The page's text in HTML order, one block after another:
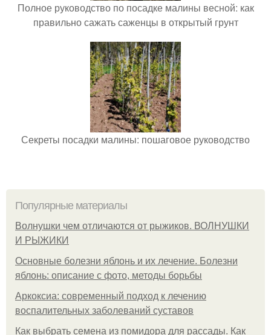
Полное руководство по посадке малины весной: как
правильно сажать саженцы в открытый грунт
Секреты посадки малины: пошаговое руководство
Популярные материалы
Волнушки чем отличаются от рыжиков. ВОЛНУШКИ
И РЫЖИКИ
Основные болезни яблонь и их лечение. Болезни
яблонь: описание с фото, методы борьбы
Аркоксиа: современный подход к лечению
воспалительных заболеваний суставов
Как выбрать семена из помидора для рассады. Как